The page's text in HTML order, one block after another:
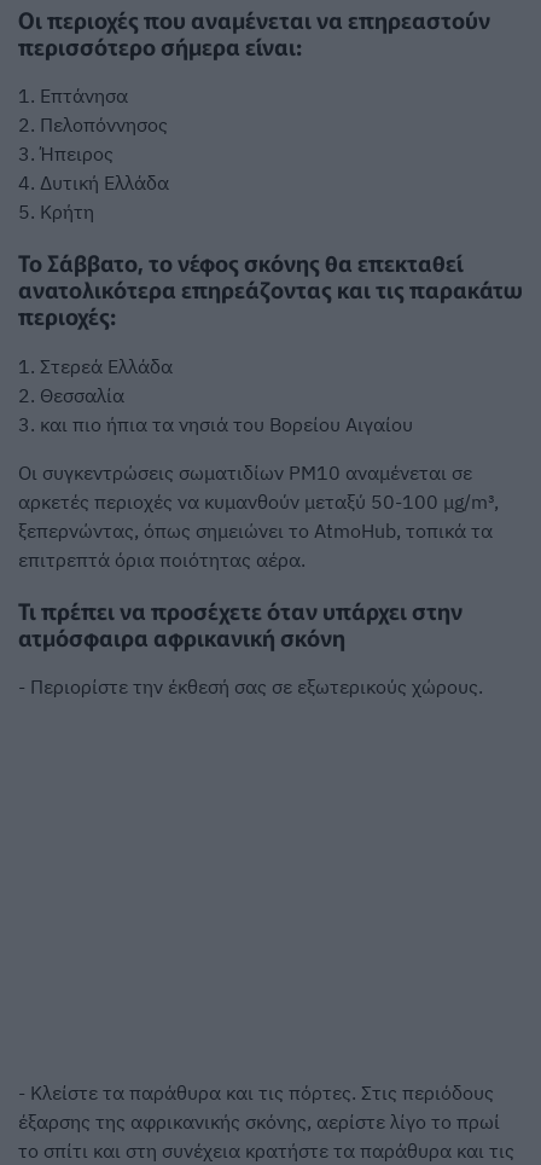
Οι περιοχές που αναμένεται να επηρεαστούν
περισσότερο σήμερα είναι:
1. Επτάνησα
2. Πελοπόννησος
3. Ήπειρος
4. Δυτική Ελλάδα
5. Κρήτη
Το Σάββατο, το νέφος σκόνης θα επεκταθεί
ανατολικότερα επηρεάζοντας και τις παρακάτω
περιοχές:
1. Στερεά Ελλάδα
2. Θεσσαλία
3. και πιο ήπια τα νησιά του Βορείου Αιγαίου
Οι συγκεντρώσεις σωματιδίων PM10 αναμένεται σε
αρκετές περιοχές να κυμανθούν μεταξύ 50-100 μg/m³,
ξεπερνώντας, όπως σημειώνει το AtmoHub, τοπικά τα
επιτρεπτά όρια ποιότητας αέρα.
Τι πρέπει να προσέχετε όταν υπάρχει στην
ατμόσφαιρα αφρικανική σκόνη
- Περιορίστε την έκθεσή σας σε εξωτερικούς χώρους.
- Κλείστε τα παράθυρα και τις πόρτες. Στις περιόδους
έξαρσης της αφρικανικής σκόνης, αερίστε λίγο το πρωί
το σπίτι και στη συνέχεια κρατήστε τα παράθυρα και τις